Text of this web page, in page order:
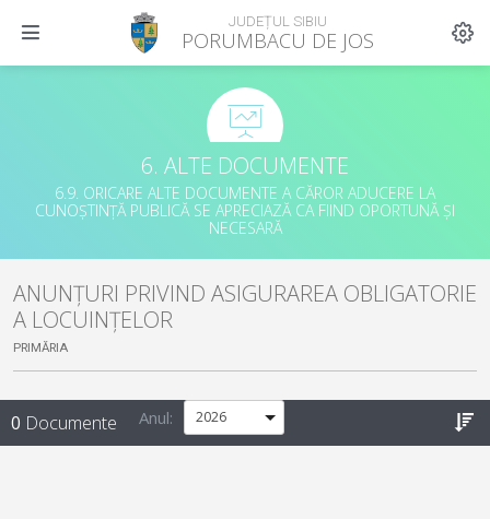
JUDEȚUL SIBIU
PORUMBACU DE JOS
6. ALTE DOCUMENTE
6.9. ORICARE ALTE DOCUMENTE A CĂROR ADUCERE LA
CUNOȘTINȚĂ PUBLICĂ SE APRECIAZĂ CA FIIND OPORTUNĂ ȘI
NECESARĂ
ANUNȚURI PRIVIND ASIGURAREA OBLIGATORIE
A LOCUINȚELOR
PRIMĂRIA
0 Documente Anul: